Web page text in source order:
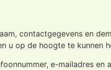
contactgegevens en
u op de hoogte te kunnen
e-mailadres en